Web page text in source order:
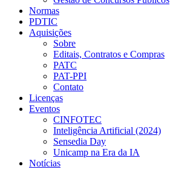
Normas
PDTIC
Aquisições
Sobre
Editais, Contratos e Compras
PATC
PAT-PPI
Contato
Licenças
Eventos
CINFOTEC
Inteligência Artificial (2024)
Sensedia Day
Unicamp na Era da IA
Notícias